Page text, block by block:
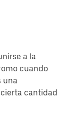
a la
cuando
una
cantidad